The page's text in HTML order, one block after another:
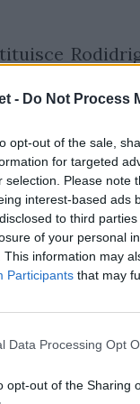
- Do Not Process
opt-out of the sale,
for targeted
selection. Please note
interest-based ads
to third
of your personal
This information may
Participants that may
Data Processing Opt
opt-out of the Sharing
dalla
Zebre.
debuttante
di Ardie
il resto
il 100°
nel 2015
All Black a